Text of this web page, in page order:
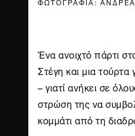
Ένα ανοιχτό πάρτι
Στέγη και μια
– γιατί ανήκει σε
στρώση της να
κομμάτι από τη